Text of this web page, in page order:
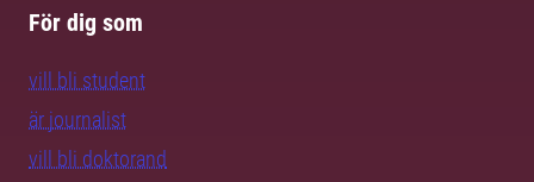
För dig som
vill bli student
är journalist
vill bli doktorand